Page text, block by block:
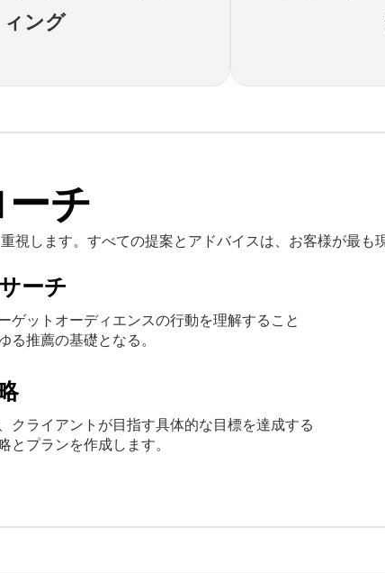
ィング
チ
視します。すべての提案とアドバイスは、お客様が最も
ーチ
ゲットオーディエンスの行動を理解すること
る推薦の基礎となる。
クライアントが目指す具体的な目標を達成する
とプランを作成します。